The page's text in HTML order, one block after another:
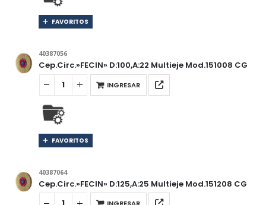
FAVORITOS
40387056
Cep.Circ.»FECIN» D:100,A:22 Multieje Mod.151008 CG
INGRESAR
FAVORITOS
40387064
Cep.Circ.»FECIN» D:125,A:25 Multieje Mod.151208 CG